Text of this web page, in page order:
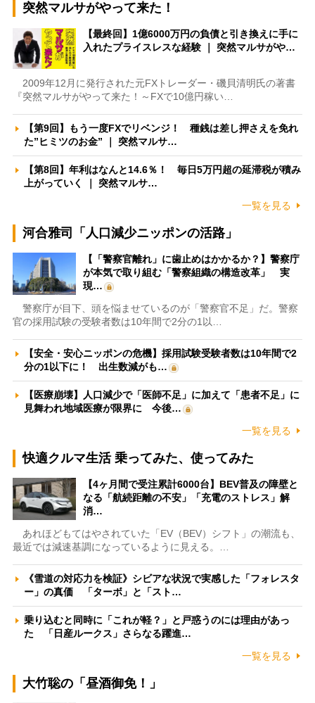
突然マルサがやって来た！
【最終回】1億6000万円の負債と引き換えに手に
入れたプライスレスな経験 ｜ 突然マルサがや…
2009年12月に発行された元FXトレーダー・磯貝清明氏の著書
『突然マルサがやって来た！～FXで10億円稼い…
【第9回】もう一度FXでリベンジ！ 種銭は差し押さえを免れ
た”ヒミツのお金” ｜ 突然マルサ…
【第8回】年利はなんと14.6％！ 毎日5万円超の延滞税が積み
上がっていく ｜ 突然マルサ…
一覧を見る
河合雅司「人口減少ニッポンの活路」
【「警察官離れ」に歯止めはかかるか？】警察庁
が本気で取り組む「警察組織の構造改革」 実
現…
警察庁が目下、頭を悩ませているのが「警察官不足」だ。警察
官の採用試験の受験者数は10年間で2分の1以…
【安全・安心ニッポンの危機】採用試験受験者数は10年間で2
分の1以下に！ 出生数減がも…
【医療崩壊】人口減少で「医師不足」に加えて「患者不足」に
見舞われ地域医療が限界に 今後…
一覧を見る
快適クルマ生活 乗ってみた、使ってみた
【4ヶ月間で受注累計6000台】BEV普及の障壁と
なる「航続距離の不安」「充電のストレス」解
消…
あれほどもてはやされていた「EV（BEV）シフト」の潮流も、
最近では減速基調になっているように見える。…
《雪道の対応力を検証》シビアな状況で実感した「フォレスタ
ー」の真価 「ターボ」と「スト…
乗り込むと同時に「これが軽？」と戸惑うのには理由があっ
た 「日産ルークス」さらなる躍進…
一覧を見る
大竹聡の「昼酒御免！」